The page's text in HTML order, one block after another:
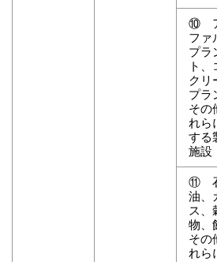
⑩
ファ
プラ
ト、
クリ
プラ
その
れら
する
施設
⑪
油、
ス、
物、
その
れら